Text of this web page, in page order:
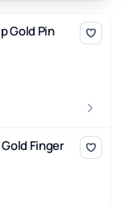
Gold Pin
Finger